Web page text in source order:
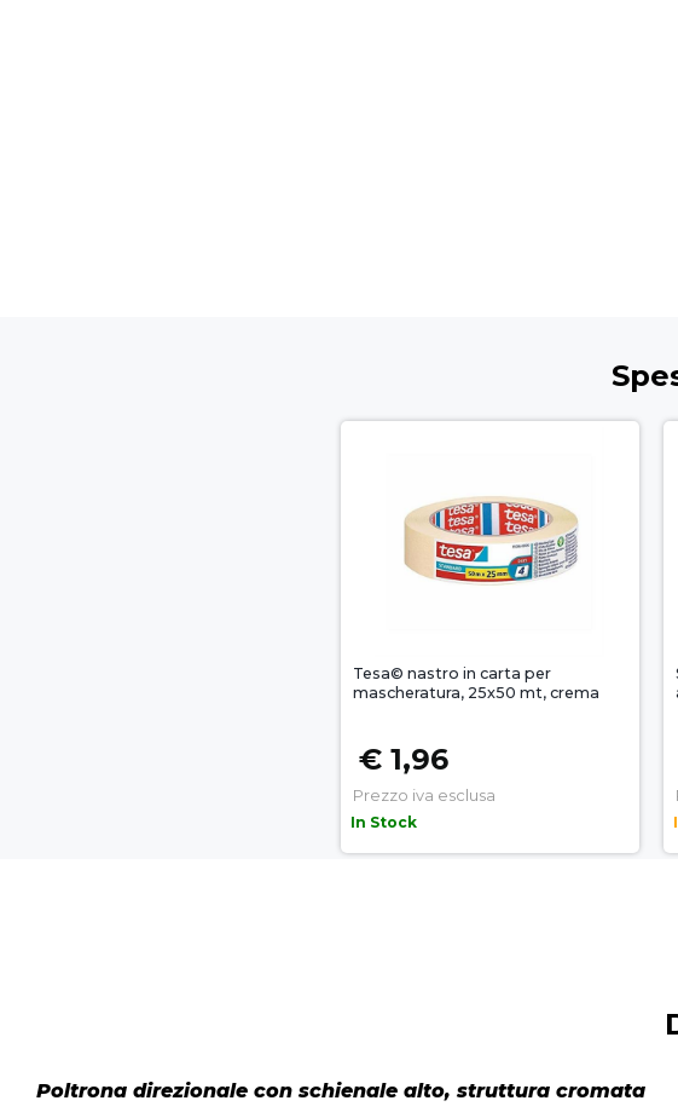
Tesa© nastro in carta per
mascheratura, 25x50 mt, crema
€ 1,96
Prezzo iva esclusa
In Stock
Poltrona direzionale con schienale alto, struttura cromata